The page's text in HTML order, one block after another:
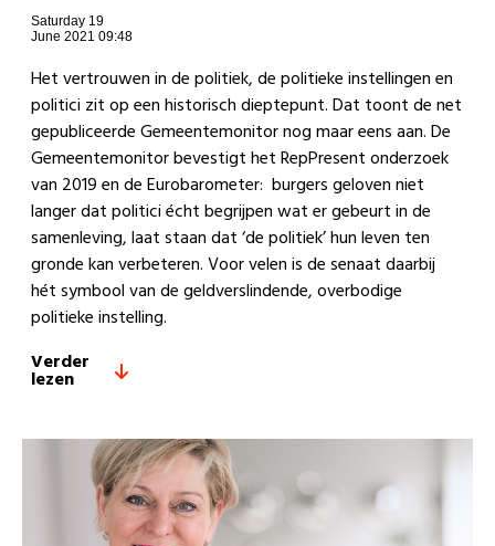
Saturday 19
June 2021 09:48
Het vertrouwen in de politiek, de politieke instellingen en
politici zit op een historisch dieptepunt. Dat toont de net
gepubliceerde Gemeentemonitor nog maar eens aan. De
Gemeentemonitor bevestigt het RepPresent onderzoek
van 2019 en de Eurobarometer: burgers geloven niet
langer dat politici écht begrijpen wat er gebeurt in de
samenleving, laat staan dat ‘de politiek’ hun leven ten
gronde kan verbeteren. Voor velen is de senaat daarbij
hét symbool van de geldverslindende, overbodige
politieke instelling.
Verder
lezen